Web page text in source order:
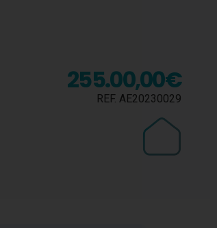
255.00,00€
REF. AE20230029